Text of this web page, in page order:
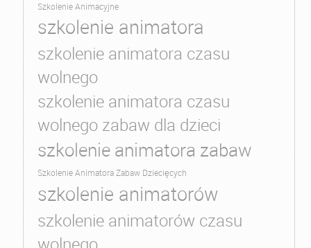
Szkolenie Animacyjne
szkolenie animatora
szkolenie animatora czasu
wolnego
szkolenie animatora czasu
wolnego zabaw dla dzieci
szkolenie animatora zabaw
Szkolenie Animatora Zabaw Dziecięcych
szkolenie animatorów
szkolenie animatorów czasu